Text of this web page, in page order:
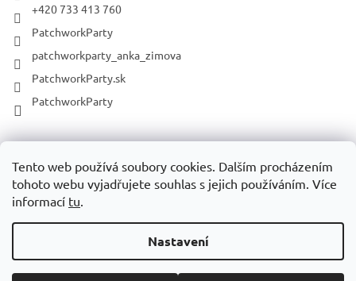
Tento web používá soubory cookies. Dalším procházením
tohoto webu vyjadřujete souhlas s jejich používáním. Více
informací tu.
Nastavení
+420 733 413 760
PatchworkParty
patchworkparty_anka_zimova
PatchworkParty.sk
PatchworkParty
Vytvořil Shoptet
Copyright 2026Šicí stroje PatchworkParty. Všechna práva